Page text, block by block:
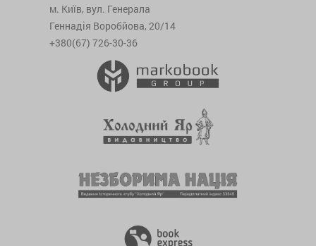
м. Київ, вул. Генерала
Геннадія Воробйова, 20/14
+380(67) 726-30-36